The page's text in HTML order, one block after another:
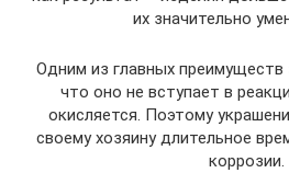
их значительно
Одним из главных преимуществ
что оно не вступает в
окисляется. Поэтому
своему хозяину длительное
коррозии.